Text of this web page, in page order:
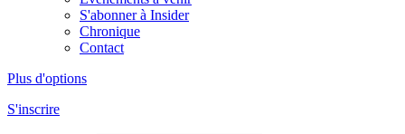
S'abonner à Insider
Chronique
Contact
Plus d'options
S'inscrire